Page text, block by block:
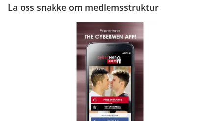
La oss snakke om medlemsstruktur